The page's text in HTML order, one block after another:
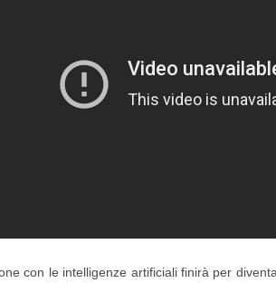
con le intelligenze artificiali finirà per